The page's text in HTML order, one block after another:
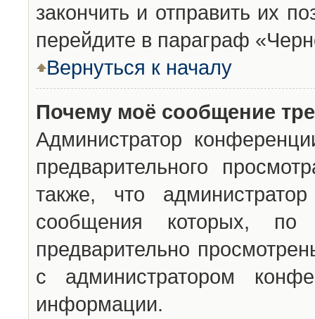
закончить и отправить их
перейдите в параграф
Вернуться к началу
Почему моё сообщение
Администратор
предварительного
также, что
сообщения которых,
предварительно
с администратором
информации.